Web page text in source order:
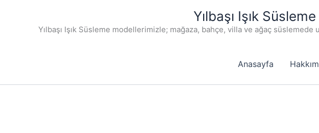
Yılbaşı Işık
Yılbaşı Işık Süsleme modellerimizle; mağaza, bahçe, villa ve ağaç süslemede
Anasayfa